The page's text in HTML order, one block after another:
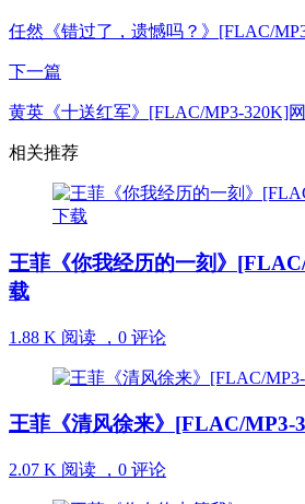
任然《错过了，遗憾吗？》[FLAC/
下一篇
黄英《十送红军》[FLAC/MP3-320K]
相关推荐
王菲《你我经历的一刻》
载
1.88 K 阅读 ， 0 评论
王菲《清风徐来》[FLAC/MP3-
2.07 K 阅读 ， 0 评论